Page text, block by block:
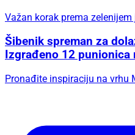
Važan korak prema
Šibenik spreman za
Izgrađeno 12 punionica
Pronađite inspiraciju na vrhu